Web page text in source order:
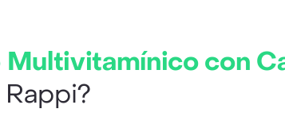
Multivitamínico con